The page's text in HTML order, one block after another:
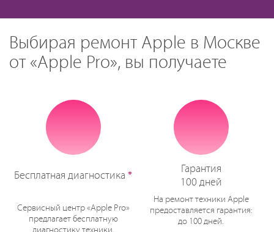
Выбирая ремонт Apple в Москве
от «Apple Pro», вы получаете
Бесплатная диагностика *
Сервисный центр «Apple Pro»
предлагает бесплатную
Гарантия
100 дней
На ремонт техники Apple
предоставляется гарантия:
до 100 дней.